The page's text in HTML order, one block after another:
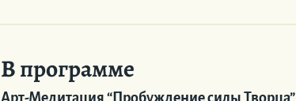
В программе
Арт-Медитация “Пробуждение силы Творца”